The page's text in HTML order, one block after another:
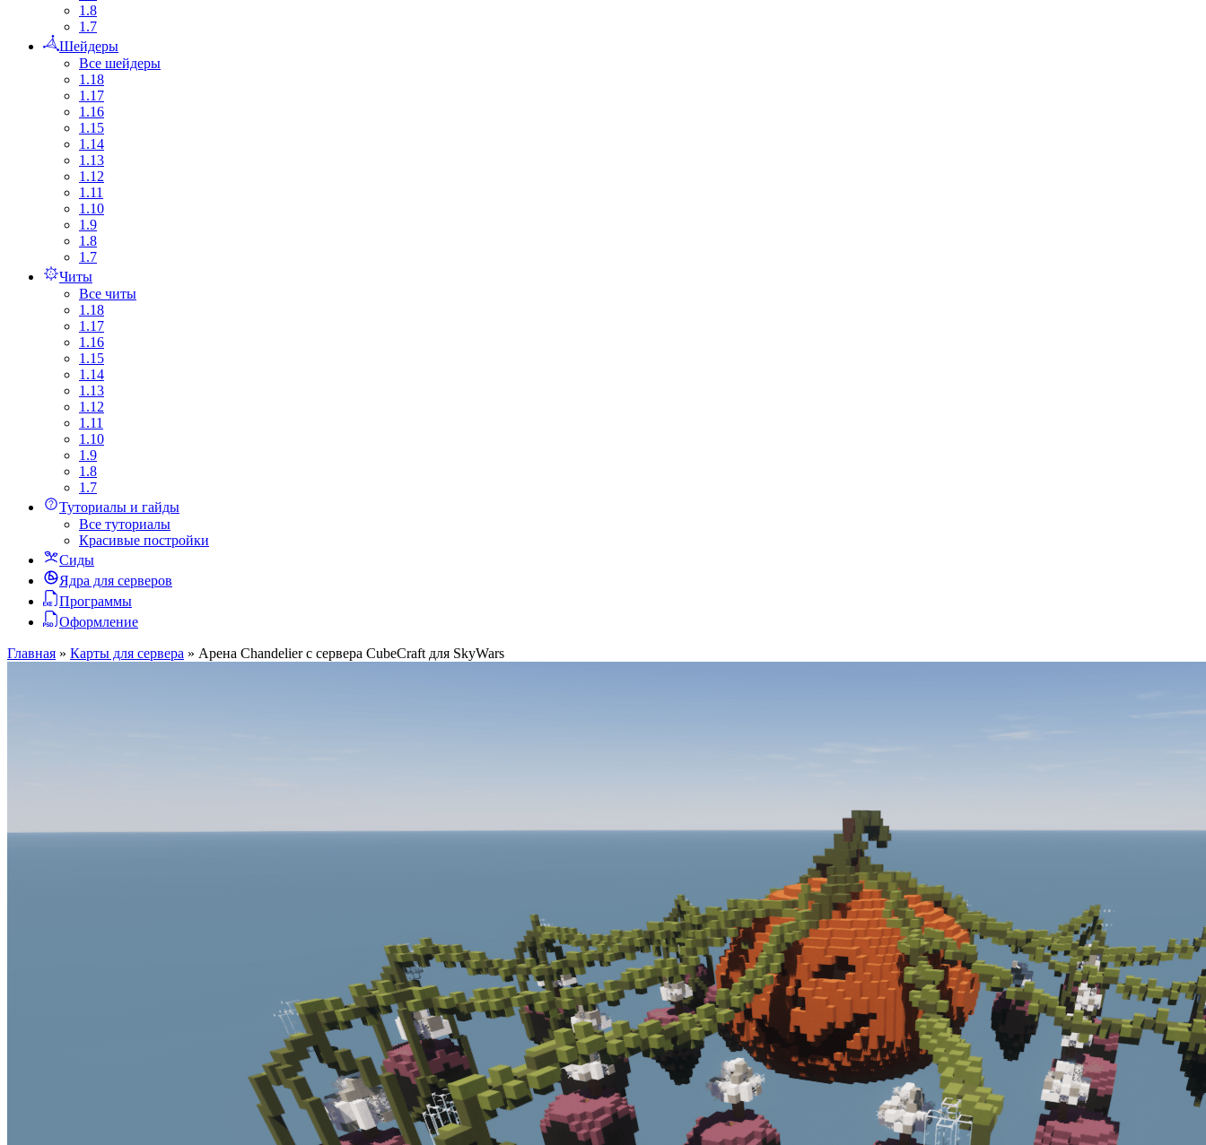
1.8
1.7
Шейдеры
Все шейдеры
1.18
1.17
1.16
1.15
1.14
1.13
1.12
1.11
1.10
1.9
1.8
1.7
Читы
Все читы
1.18
1.17
1.16
1.15
1.14
1.13
1.12
1.11
1.10
1.9
1.8
1.7
Туториалы и гайды
Все туториалы
Красивые постройки
Сиды
Ядра для серверов
Программы
Оформление
Главная » Карты для сервера » Арена Chandelier с сервера CubeCraft для SkyWars